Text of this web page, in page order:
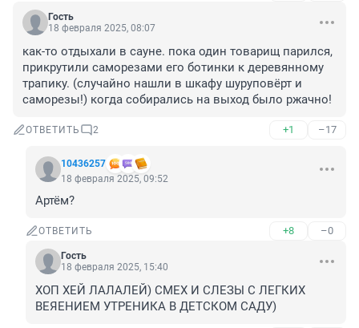
Гость
18 февраля 2025, 08:07
как-то отдыхали в сауне. пока один товарищ парился,
прикрутили саморезами его ботинки к деревянному
трапику. (случайно нашли в шкафу шуруповёрт и
саморезы!) когда собирались на выход было ржачно!
ОТВЕТИТЬ 2 +1 –17
10436257
18 февраля 2025, 09:52
Артём?
ОТВЕТИТЬ +8 –0
Гость
18 февраля 2025, 15:40
ХОП ХЕЙ ЛАЛАЛЕЙ) СМЕХ И СЛЕЗЫ С ЛЕГКИХ
ВЕЯЕНИЕМ УТРЕНИКА В ДЕТСКОМ САДУ)